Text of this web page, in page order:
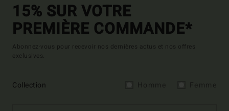
15% SUR VOTRE
PREMIÈRE COMMANDE*
Abonnez-vous pour recevoir nos dernières actus et nos offres
exclusives.
Collection